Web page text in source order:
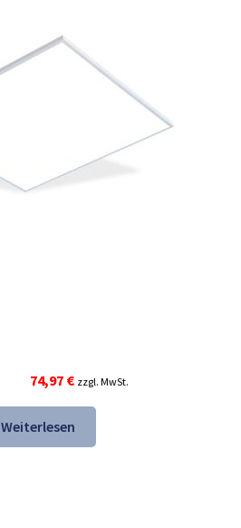
Ursprünglicher
Preis
war:
137,84 €
74,97 €Aktueller
Preis
ist:
74,97 €.
zzgl. MwSt.
Weiterlesen